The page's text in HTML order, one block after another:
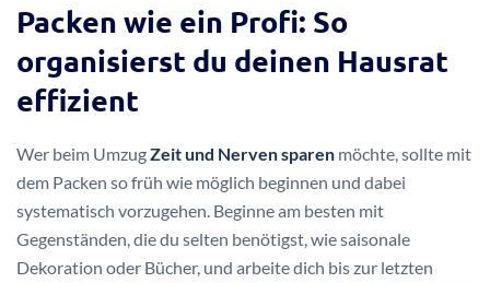
Packen wie ein Profi: So
organisierst du deinen Hausrat
effizient
Wer beim UmzugZeit und Nerven sparen möchte, sollte mit
dem Packen so früh wie möglich beginnen und dabei
systematisch vorzugehen. Beginne am besten mit
Gegenständen, die du selten benötigst, wie saisonale
Dekoration oder Bücher, und arbeite dich bis zur letzten